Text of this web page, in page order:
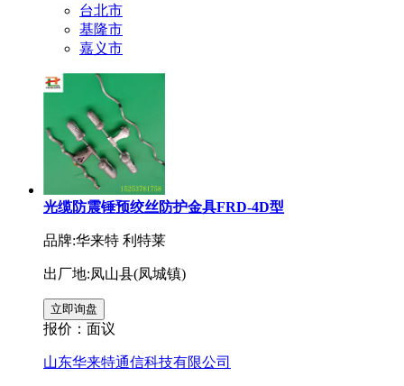
台北市
基隆市
嘉义市
光缆防震锤预绞丝防护金具FRD-4D型
品牌:华来特 利特莱
出厂地:凤山县(凤城镇)
报价： 面议
山东华来特通信科技有限公司